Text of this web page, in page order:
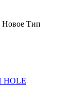
Новое Тип